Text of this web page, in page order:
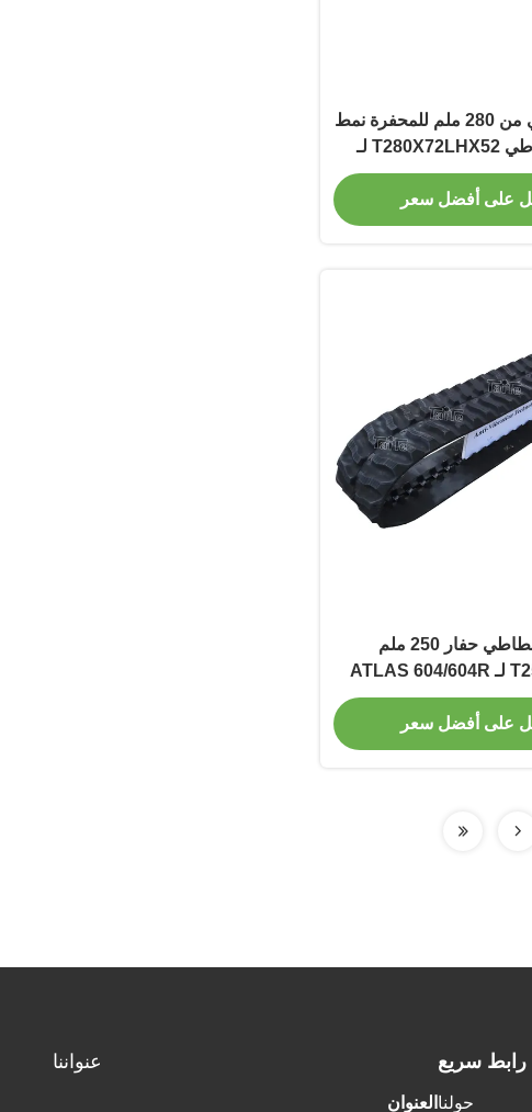
مسار مطاطي من 280 ملم للمحفرة نمط
مسار مطاطي T280X72LHX52 لـ
على أفضل سعر
مسار مطاطي حفار 250 ملم
T250X72X57 لـ ATLAS 604/604R
DRAGO-3 HINOWA
على أفضل سعر
رابط سريع
حولنا
عنواننا
العنوان